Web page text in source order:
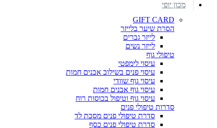
מכון יופי
GIFT CARD
הסרת שיער בלייזר
לייזר גברים
לייזר נשים
טיפולי גוף
עיסוי לימפטי
עיסוי פנים בשילוב אבנים חמות
עיסוי גוף שוודי
עיסוי גוף אבנים חמות
עיסוי גוף וטיפול בכוסות רוח
סדרות טיפולי פנים
סדרת טיפולי פנים מסכת לד
סדרת טיפולי פנים כסף